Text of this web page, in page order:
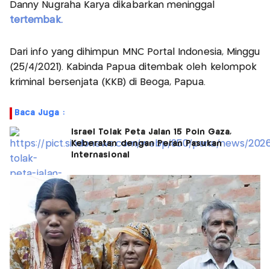
Danny Nugraha Karya dikabarkan meninggal
tertembak.
Dari info yang dihimpun MNC Portal Indonesia, Minggu
(25/4/2021). Kabinda Papua ditembak oleh kelompok
kriminal bersenjata (KKB) di Beoga, Papua.
Baca Juga :
Israel Tolak Peta Jalan 15 Poin Gaza,
Keberatan dengan Peran Pasukan
Internasional